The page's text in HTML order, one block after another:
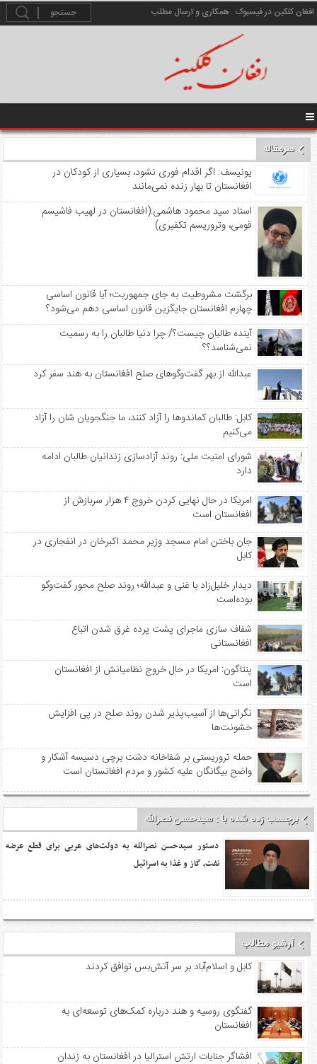
افغان کلکین در فیسبوک همکاری و ارسال مطلب
سرمقاله
️ یونیسف: اگر اقدام فوری نشود، بسیاری از کودکان در
افغانستان تا بهار زنده نمی‌مانند
استاد سید محمود هاشمی:(افغانستان در لهیب فاشیسم
قومی، وتروریسم تکفیری)
برگشت مشروطیت به جای جمهوریت؛ آیا قانون اساسی
چهارم افغانستان جایگزین قانون اساسی دهم می‌شود؟
آینده طالبان چیست؟/ چرا دنیا طالبان را به رسمیت
نمی‌شناسد؟؟
عبدالله از بهر گفت‌وگوهای صلح افغانستان به هند سفر کرد
کابل: طالبان کماندوها را آزاد کنند، ما جنگجویان شان را آزاد
می‌کنیم
شورای امنیت ملی: روند آزادسازی زندانیان طالبان ادامه
دارد
امریکا در حال نهایی کردن خروج ۴ هزار سربازش از
افغانستان است
جان باختن امام مسجد وزیر محمد اکبرخان در انفجاری در
کابل
دیدار خلیل‌زاد با غنی و عبدالله؛ روند صلح محور گفت‌وگو
بوده‌است
شفاف سازی ماجرای پشت پرده غرق شدن اتباع
افغانستانی
پنتاگون: امریکا در حال خروج نظامیانش از افغانستان
است
نگرانی‌ها از آسیب‌پذیر شدن روند صلح در پی افزایش
خشونت‌ها
حمله تروریستی بر شفاخانه دشت برچی دسیسه آشکار و
واضح بیگانگان علیه کشور و مردم افغانستان است
برچسب زده شده با : سیدحسن نصرالله
دستور سیدحسن نصرالله به دولت‌های عربی برای قطع عرضه
نفت، گاز و غذا به اسرائیل
آرشیو مطالب
کابل و اسلام‌آباد بر سر آتش‌بس توافق کردند
گفتگوی روسیه و هند درباره کمک‌های توسعه‌ای به
افغانستان
افشاگر جنایات ارتش استرالیا در افغانستان به زندان